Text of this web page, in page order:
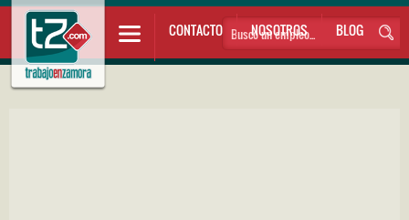
CONTACTO NOSOTROS BLOG